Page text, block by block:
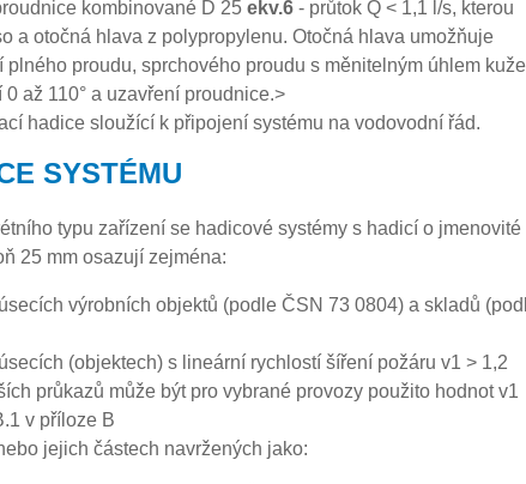
kombinované D 25 ekv.6 - průtok Q < 1,1 l/s, kterou
a otočná hlava z polypropylenu. Otočná hlava umožňuje
plného proudu, sprchového proudu s měnitelným úhlem
0 až 110° a uzavření proudnice.>
hadice sloužící k připojení systému na vodovodní řád.
SYSTÉMU
typu zařízení se hadicové systémy s hadicí o jmenovité
25 mm osazují zejména:
výrobních objektů (podle ČSN 73 0804) a skladů
(objektech) s lineární rychlostí šíření požáru v1 > 1,2
průkazů může být pro vybrané provozy použito hodnot v1
v příloze B
jejich částech navržených jako: